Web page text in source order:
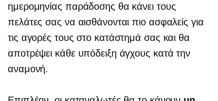
ημερομηνίας παράδοσης θα κάνει τους
πελάτες σας να αισθάνονται πιο ασφαλείς για
τις αγορές τους στο κατάστημά σας και θα
αποτρέψει κάθε υπόδειξη άγχους κατά την
αναμονή.